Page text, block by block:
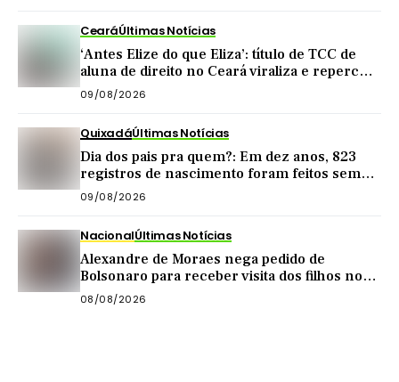
CearáÚltimas Notícias
‘Antes Elize do que Eliza’: título de TCC de
aluna de direito no Ceará viraliza e repercute
nas redes
09/08/2026
QuixadáÚltimas Notícias
Dia dos pais pra quem?: Em dez anos, 823
registros de nascimento foram feitos sem
nome do pai em Quixadá
09/08/2026
NacionalÚltimas Notícias
Alexandre de Moraes nega pedido de
Bolsonaro para receber visita dos filhos no
dia dos pais
08/08/2026